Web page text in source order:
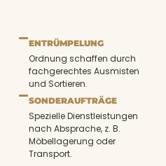
ENTRÜMPELUNG
Ordnung schaffen durch
fachgerechtes Ausmisten
und Sortieren.
SONDERAUFTRÄGE
Spezielle Dienstleistungen
nach Absprache, z. B.
Möbellagerung oder
Transport.